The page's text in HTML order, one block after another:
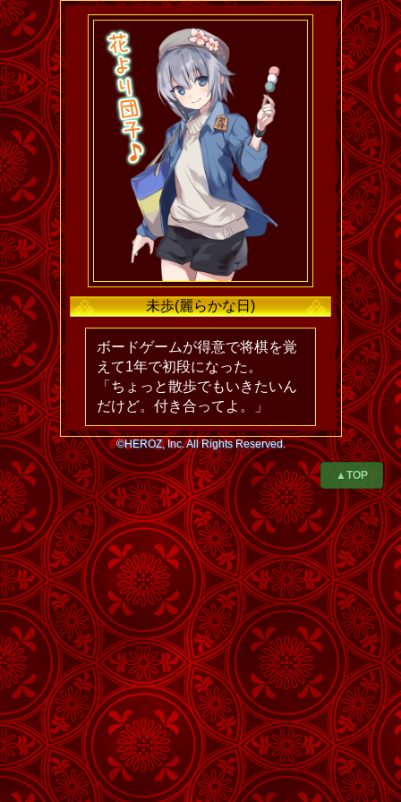
未歩(麗らかな日)
ボードゲームが得意で将棋を覚
えて1年で初段になった。
「ちょっと散歩でもいきたいん
だけど。付き合ってよ。」
©HEROZ, Inc. All Rights Reserved.
▲TOP